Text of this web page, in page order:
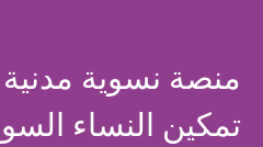
منصة نسوية
تمكين النساء